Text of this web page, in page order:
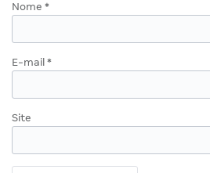
Nome *
E-mail *
Site